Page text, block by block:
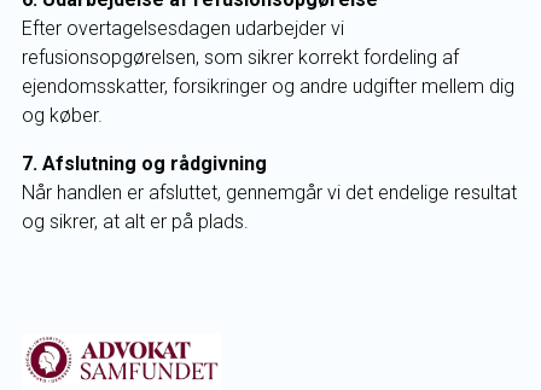
Efter overtagelsesdagen udarbejder vi
refusionsopgørelsen, som sikrer korrekt fordeling af
ejendomsskatter, forsikringer og andre udgifter mellem dig
og køber.
7. Afslutning og rådgivning
Når handlen er afsluttet, gennemgår vi det endelige resultat
og sikrer, at alt er på plads.